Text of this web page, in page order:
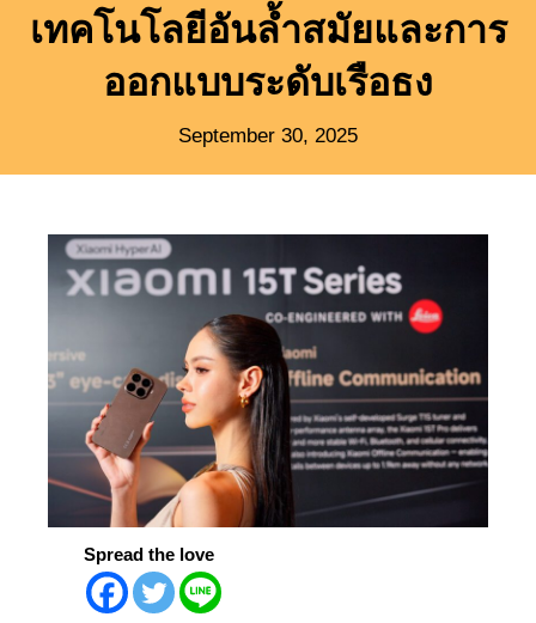
เทคโนโลยีอันล้ำสมัยและการ
ออกแบบระดับเรือธง
September 30, 2025
Spread the love